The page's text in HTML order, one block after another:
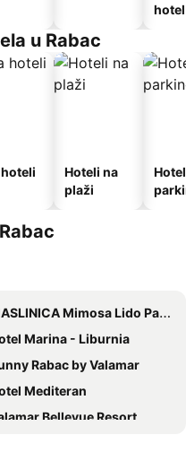
hotel
u Rabac
Hoteli na
plaži
Mimosa Lido Palace Hotel
Marina - Liburnia
Rabac by Valamar
Mediteran
Bellevue Resort